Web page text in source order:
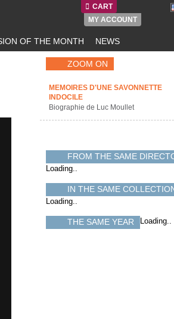
CART
MY ACCOUNT
OF THE MONTH NEWS
ZOOM ON
MEMOIRES D'UNE SAVONNETTE
INDOCILE
Biographie de Luc Moullet
FROM THE SAME
Loading..
IN THE SAME
Loading..
THE SAME YEAR Loading..